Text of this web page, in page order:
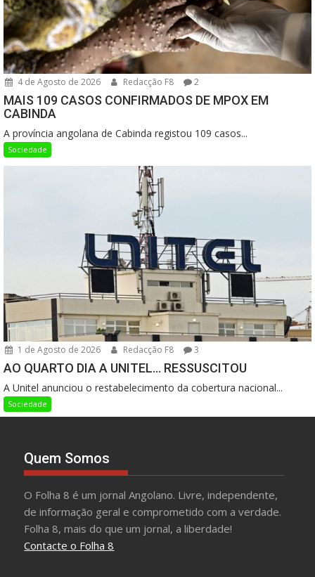
4 de Agosto de 2026 Redacção F8 2
MAIS 109 CASOS CONFIRMADOS DE MPOX EM
CABINDA
A província angolana de Cabinda registou 109 casos...
Sociedade
1 de Agosto de 2026 Redacção F8 3
AO QUARTO DIA A UNITEL… RESSUSCITOU
A Unitel anunciou o restabelecimento da cobertura nacional...
Sociedade
Quem Somos
O Folha 8 é um jornal Angolano. Livre, independente,
de informação geral e comprometido com a verdade.
Folha 8, mais do que um jornal, a liberdade!
Contacte o Folha 8